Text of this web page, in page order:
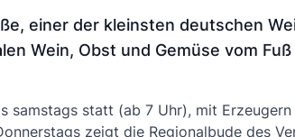
einer der kleinsten deutschen
Wein, Obst und Gemüse vom
statt (ab 7 Uhr), mit Erzeugern
zeigt die Regionalbude des